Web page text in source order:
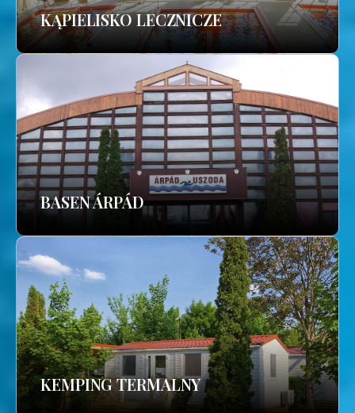
KĄPIELISKO LECZNICZE
BASEN ÁRPÁD
KEMPING TERMALNY